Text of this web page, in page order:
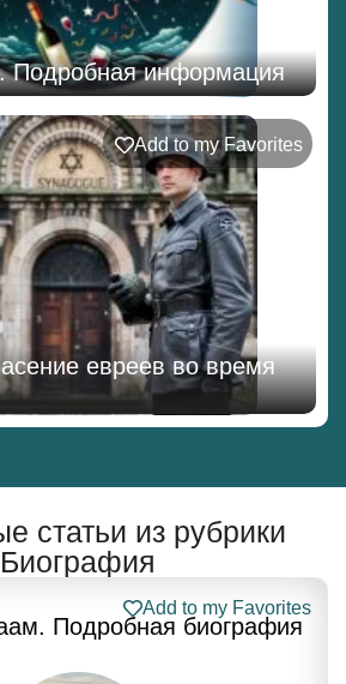
Подробная информация
Add to my Favorites
евреев во время
статьи из рубрики
Биография
Подробная биография
Add to my Favorites